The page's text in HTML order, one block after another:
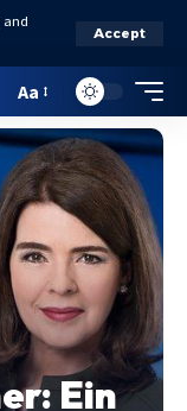
and
Accept
Aa
Ein